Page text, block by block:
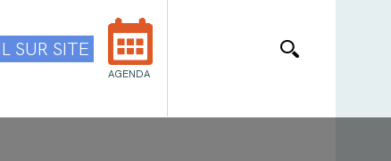
SUR SITE
AGENDA